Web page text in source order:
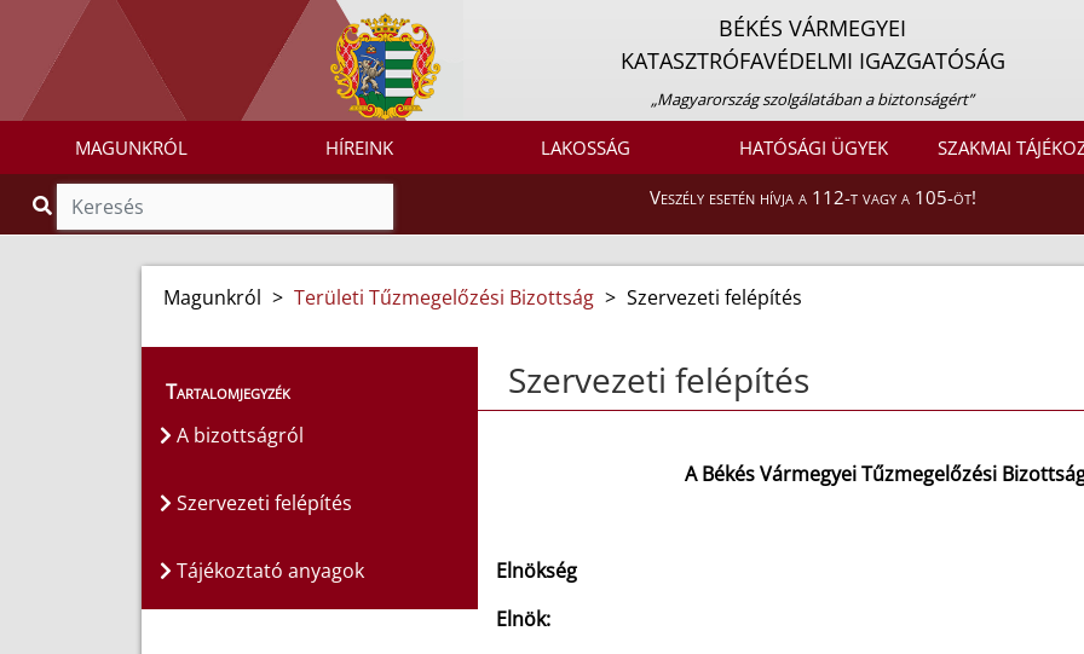
BÉKÉS VÁRMEGYEI
KATASZTRÓFAVÉDELMI IGAZGATÓSÁG
„Magyarország szolgálatában a biztonságért”
MAGUNKRÓL HÍREINK LAKOSSÁG HATÓSÁGI ÜGYEK SZAKMAI
Veszély esetén hívja a 112-t vagy a 105-öt!
Magunkról > Területi Tűzmegelőzési Bizottság > Szervezeti felépítés
Tartalomjegyzék
A bizottságról
Szervezeti felépítés
Tájékoztató anyagok
Szervezeti felépítés
A Békés Vármegyei Tűzmegelőzési
Elnökség
Elnök: